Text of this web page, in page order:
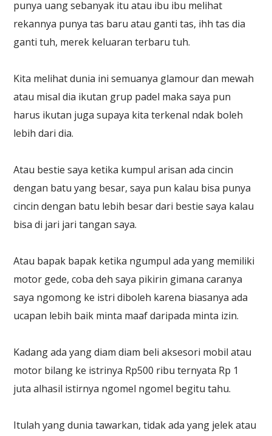
punya uang sebanyak itu atau ibu ibu melihat
rekannya punya tas baru atau ganti tas, ihh tas dia
ganti tuh, merek keluaran terbaru tuh.
Kita melihat dunia ini semuanya glamour dan mewah
atau misal dia ikutan grup padel maka saya pun
harus ikutan juga supaya kita terkenal ndak boleh
lebih dari dia.
Atau bestie saya ketika kumpul arisan ada cincin
dengan batu yang besar, saya pun kalau bisa punya
cincin dengan batu lebih besar dari bestie saya kalau
bisa di jari jari tangan saya.
Atau bapak bapak ketika ngumpul ada yang memiliki
motor gede, coba deh saya pikirin gimana caranya
saya ngomong ke istri diboleh karena biasanya ada
ucapan lebih baik minta maaf daripada minta izin.
Kadang ada yang diam diam beli aksesori mobil atau
motor bilang ke istrinya Rp500 ribu ternyata Rp 1
juta alhasil istirnya ngomel ngomel begitu tahu.
Itulah yang dunia tawarkan, tidak ada yang jelek atau